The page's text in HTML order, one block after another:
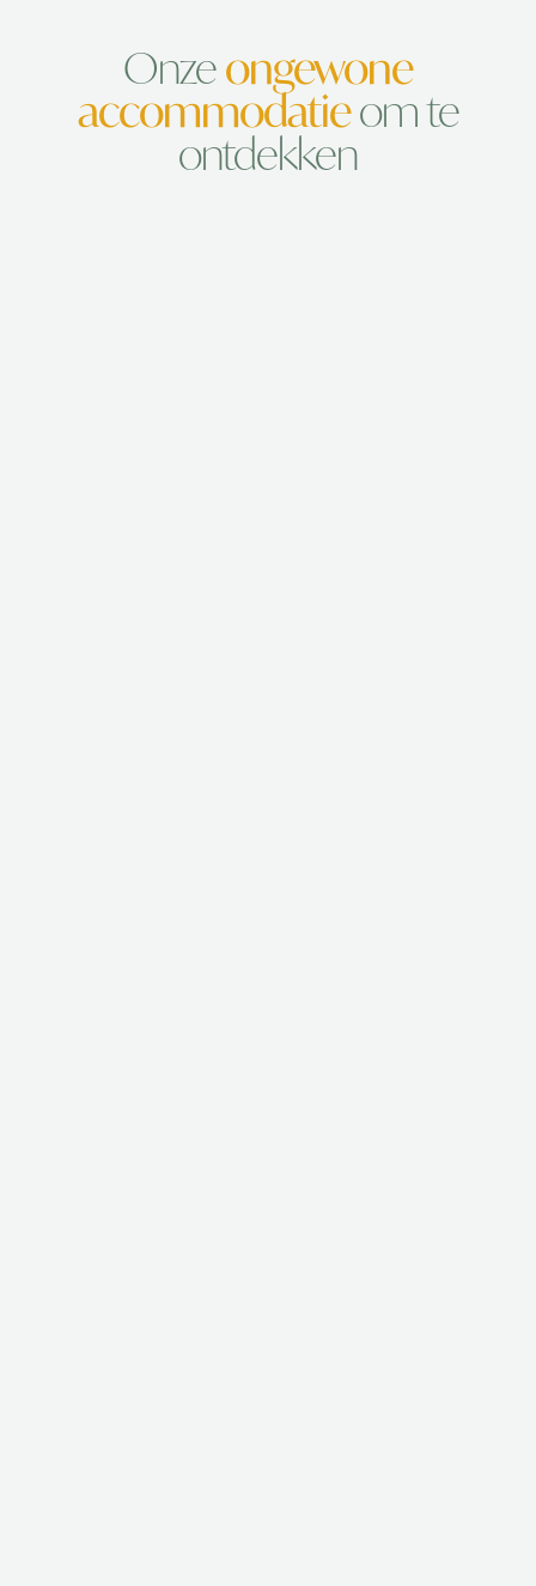
Onzeongewone
accommodatieom te
ontdekken